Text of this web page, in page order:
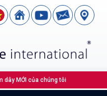
dây MỚI của chúng tôi